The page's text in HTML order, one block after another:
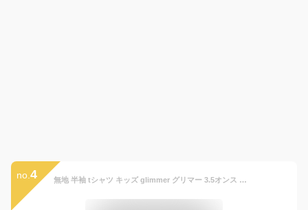
no. 4 無地 半袖 tシャツ キッズ glimmer グリマー 3.5オンス インターロック ドライ Tシャツ ジュニアサイズ 吸汗 速乾 スポーツ イベント 運動会 ユニフォーム 00350 【00350-AIT】 送料無料 通販M1